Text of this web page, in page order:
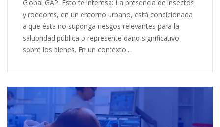
Global GAP. Esto te interesa: La presencia de insectos
y roedores, en un entorno urbano, está condicionada
a que ésta no suponga riesgos relevantes para la
salubridad pública o represente daño significativo
sobre los bienes. En un contexto...